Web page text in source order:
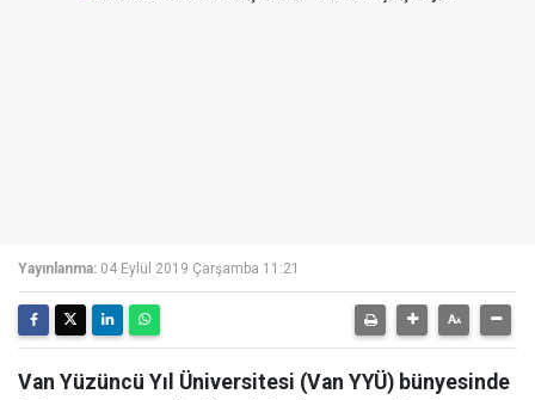
Yayınlanma: 04 Eylül 2019 Çarşamba 11:21
Van Yüzüncü Yıl Üniversitesi (Van YYÜ) bünyesinde